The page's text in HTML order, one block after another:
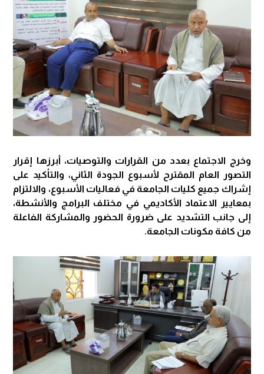
وخرج الاجتماع بعدد من القرارات والتوصيات، أبرزها إقرار
التصور العام المقترح لأسبوع الجودة الثاني، والتأكيد على
إشراك جميع كليات الجامعة في فعاليات الأسبوع، والالتزام
بمعايير الاعتماد الأكاديمي في مختلف البرامج والأنشطة،
إلى جانب التشديد على ضرورة الحضور والمشاركة الفاعلة
من كافة مكونات الجامعة.